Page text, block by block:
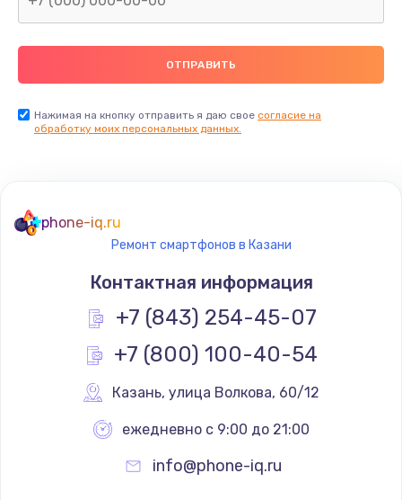
2600 руб.
Замена видеочипа
Ремонт разъема питания
745 руб.
Заказать
Замена видеокарты
1600 руб.
Заказать
Ремонт цепей питания
2500 руб.
Нажимая на кнопку отправить я даю свое согласие на
обработку моих персональных данных.
phone-iq.ru
Ремонт смартфонов в Казани
Контактная информация
+7 (843) 254-45-07
+7 (800) 100-40-54
Казань, улица Волкова, 60/12
ежедневно с 9:00 до 21:00
info@phone-iq.ru